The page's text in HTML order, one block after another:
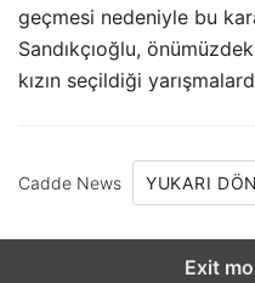
geçmesi nedeniyle bu
Sandıkçıoğlu,
kızın seçildiği
Cadde News YUKARI DÖN
Exit